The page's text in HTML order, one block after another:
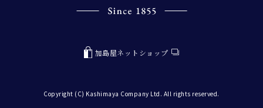
加島屋ネットショップ
Copyright (C) Kashimaya Company Ltd. All rights reserved.